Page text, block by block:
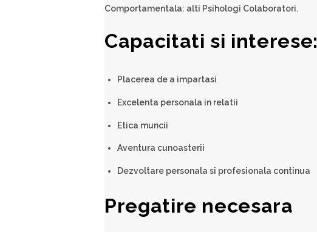
Comportamentala: alti Psihologi Colaboratori.
Capacitati si interese:
Placerea de a impartasi
Excelenta personala in relatii
Etica muncii
Aventura cunoasterii
Dezvoltare personala si profesionala continua
Pregatire necesara